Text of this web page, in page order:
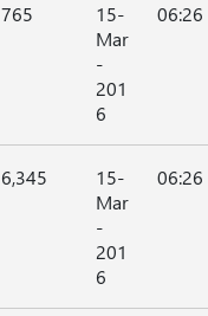
765
15-
Mar
-
201
6
06:26
6,345
15-
Mar
-
201
6
06:26